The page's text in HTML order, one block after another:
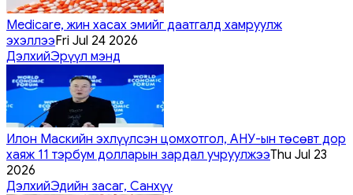
Medicare, жин хасах эмийг даатгалд хамруулж
эхэллээFri Jul 24 2026
ДэлхийЭрүүл мэнд
Илон Маскийн эхлүүлсэн цомхотгол, АНУ-ын төсөвт дор
хаяж 11 тэрбум долларын зардал учруулжээThu Jul 23
2026
ДэлхийЭдийн засаг, Санхүү